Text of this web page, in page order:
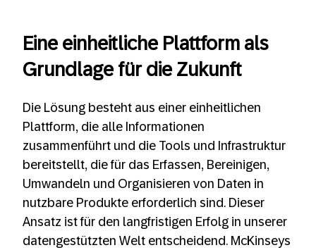
Eine einheitliche Plattform als
Grundlage für die Zukunft
Die Lösung besteht aus einer einheitlichen
Plattform, die alle Informationen
zusammenführt und die Tools und Infrastruktur
bereitstellt, die für das Erfassen, Bereinigen,
Umwandeln und Organisieren von Daten in
nutzbare Produkte erforderlich sind. Dieser
Ansatz ist für den langfristigen Erfolg in unserer
datengestützten Welt entscheidend. McKinseys